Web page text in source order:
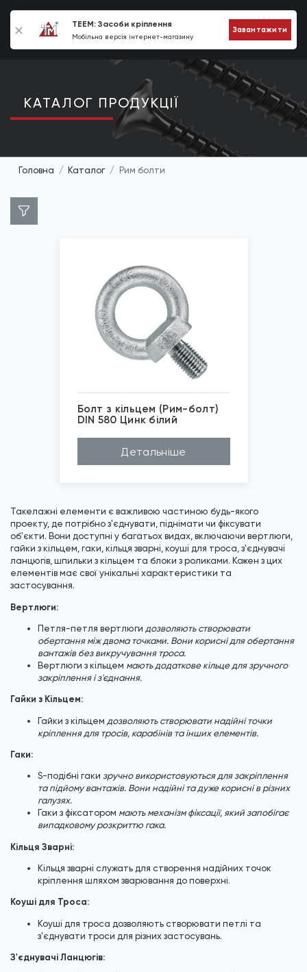
TEEM: Засоби кріплення
Мобільна версія інтернет-магазину
Завантажити
0
КАТАЛОГ ПРОДУКЦIЇ
Головна Каталог Рим болти
Болт з кільцем (Рим-болт)
DIN 580 Цинк білий
Сталь
Діаметр (D...
М8, М10, М12, М1...
Детальніше
Такелажні елементи є важливою частиною будь-якого
проекту, де потрібно з'єднувати, піднімати чи фіксувати
об'єкти. Вони доступні у багатьох видах, включаючи вертлюги,
гайки з кільцем, гаки, кільця зварні, коуші для троса, з'єднувачі
ланцюгів, шпильки з кільцем та блоки з роликами. Кожен з цих
елементів має свої унікальні характеристики та
застосування.
Вертлюги:
Петля-петля вертлюги дозволяють створювати
обертання між двома точками. Вони корисні для обертання
вантажів без викручування троса.
Вертлюги з кільцем мають додаткове кільце для зручного
закріплення і з'єднання.
Гайки з Кільцем:
Гайки з кільцем дозволяють створювати надійні точки
кріплення для тросів, карабінів та інших елементів.
Гаки:
S-подібні гаки зручно використовуються для закріплення
та підйому вантажів. Вони надійні та дуже корисні в різних
галузях.
Гаки з фіксатором мають механізм фіксації, який запобігає
випадковому розкриттю гака.
Кільця Зварні:
Кільця зварні служать для створення надійних точок
кріплення шляхом зварювання до поверхні.
Коуші для Троса:
Коуші для троса дозволяють створювати петлі та
з'єднувати троси для різних застосувань.
З'єднувачі Ланцюгів: